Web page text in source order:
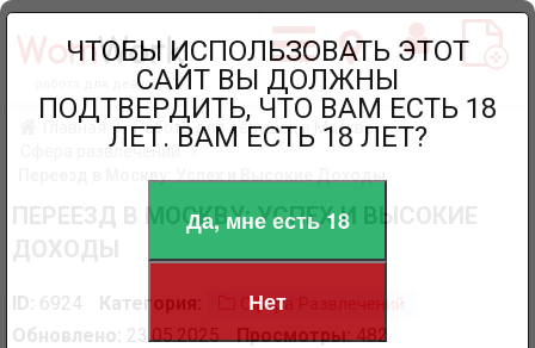
работа для девушек
Главная
Работа для девушек в Москве
Сфера развлечений
ПЕРЕЕЗД В МОСКВУ: УСПЕХ И ВЫСОКИЕ
ID: 6924 Категория: Сфера Развлечений
Обновлено: 23.05.2025 Просмотры:482
ЧТОБЫ ИСПОЛЬЗОВАТЬ ЭТОТ
САЙТ ВЫ ДОЛЖНЫ
ПОДТВЕРДИТЬ, ЧТО ВАМ ЕСТЬ 18
ЛЕТ. ВАМ ЕСТЬ 18 ЛЕТ?
Да, мне есть 18
Нет